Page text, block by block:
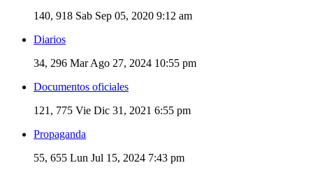
140, 918 Sab Sep 05, 2020 9:12 am
Diarios
34, 296 Mar Ago 27, 2024 10:55 pm
Documentos oficiales
121, 775 Vie Dic 31, 2021 6:55 pm
Propaganda
55, 655 Lun Jul 15, 2024 7:43 pm